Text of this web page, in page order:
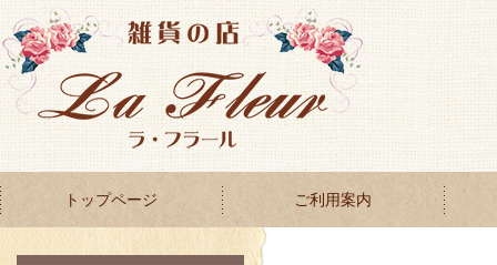
トップページ ご利用案内